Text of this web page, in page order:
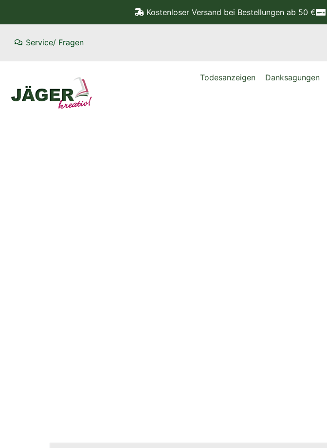
Kostenloser Versand bei Bestellungen ab 50 €
Service/ Fragen
Todesanzeigen Danksagungen